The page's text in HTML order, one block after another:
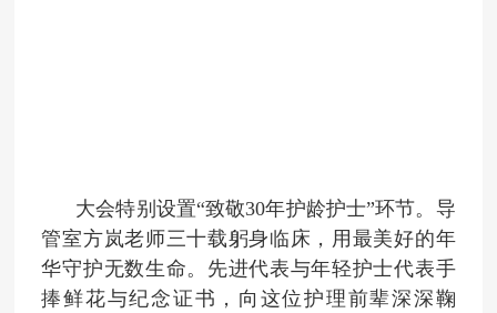
大会特别设置“致敬30年护龄护士”环节。导
管室方岚老师三十载躬身临床，用最美好的年
华守护无数生命。先进代表与年轻护士代表手
捧鲜花与纪念证书，向这位护理前辈深深鞠